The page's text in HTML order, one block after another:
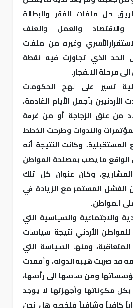
حل ملفات الفقر والبطالة
والاقتصاد والعمل والعنف
وغيره من ملفات
الحد الذي تجاوزت فيه نقطة
مرحلة الانفجار.
تسير على نهج الحكومات
الأردنيين بأجمل الأيام القادمة،
من عنق الزجاجة أو من غرفة
والندوات وطرحت الخطط
المستقبلية، وكانت النتيجة أنه
ما يصب بمصلحة المواطن
وكان عنوان كل تلك
الفشل المستمر مع الزيادة في
المواطن.
والاجتماعية والسياسية التي
الأردني نتيجة سياسات
ومنها السياسة التي
قد ضربت هيبة الدولة، وأفقدت
ومن ساسها الى رأسها،
مكوناتها وأجهزتها لا يوجد
كافياً وشافياً مُلخصه هل نحن